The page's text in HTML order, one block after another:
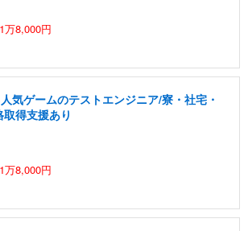
万8,000円
気ゲームのテストエンジニア/寮・社宅・
得支援あり
万8,000円